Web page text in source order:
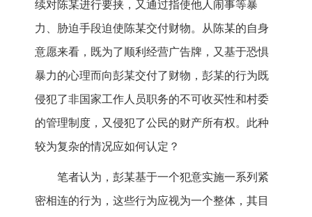
续对陈某进行要挟，又通过指使他人闹事等暴
力、胁迫手段迫使陈某交付财物。从陈某的自身
意愿来看，既为了顺利经营广告牌，又基于恐惧
暴力的心理而向彭某交付了财物，彭某的行为既
侵犯了非国家工作人员职务的不可收买性和村委
的管理制度，又侵犯了公民的财产所有权。此种
较为复杂的情况应如何认定？
笔者认为，彭某基于一个犯意实施一系列紧
密相连的行为，这些行为应视为一个整体，其目